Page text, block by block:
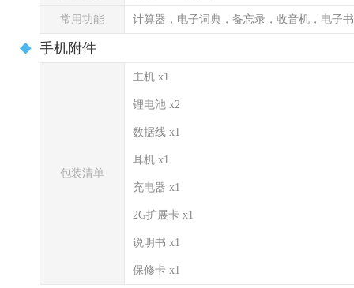
常用功能 计算器，电子词典，备忘录，收音机，电子
手机附件
包装清单
主机 x1
锂电池 x2
数据线 x1
耳机 x1
充电器 x1
2G扩展卡 x1
说明书 x1
保修卡 x1